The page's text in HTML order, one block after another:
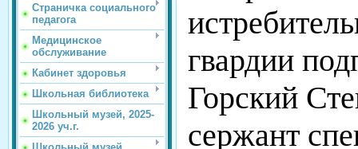
Страничка социального
педагога
Медицинское
обслуживание
Кабинет здоровья
Школьная библиотека
Школьный музей, 2025-
2026 уч.г.
гвардии
Горский
сержант